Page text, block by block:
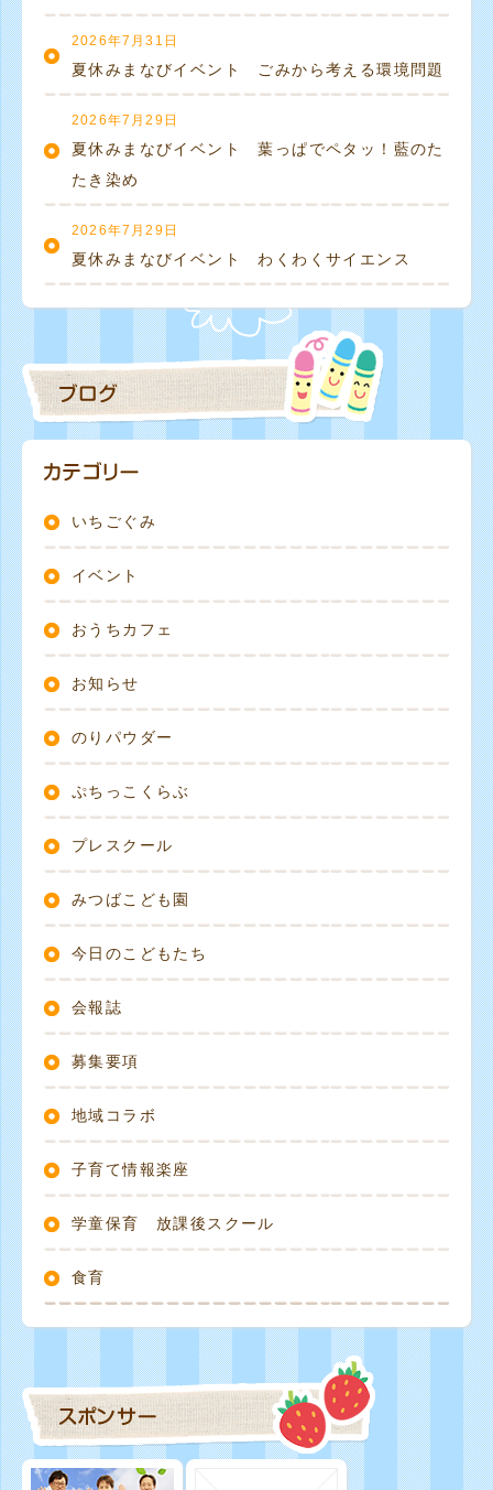
2026年7月31日
夏休みまなびイベント ごみから考える環境問題
2026年7月29日
夏休みまなびイベント 葉っぱでペタッ！藍のた
たき染め
2026年7月29日
夏休みまなびイベント わくわくサイエンス
いちごぐみ
イベント
おうちカフェ
お知らせ
のりパウダー
ぷちっこくらぶ
プレスクール
みつばこども園
今日のこどもたち
会報誌
募集要項
地域コラボ
子育て情報楽座
学童保育 放課後スクール
食育